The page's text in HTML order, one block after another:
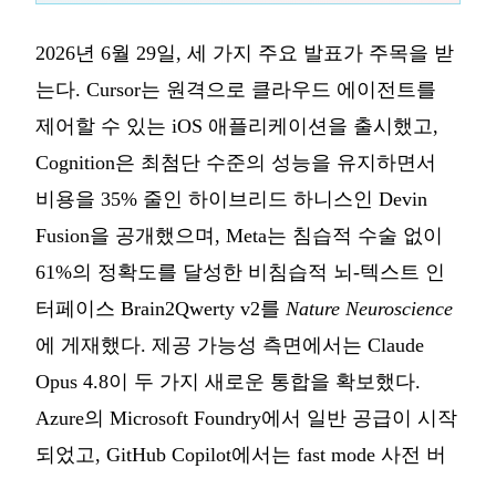
2026년 6월 29일, 세 가지 주요 발표가 주목을 받
는다. Cursor는 원격으로 클라우드 에이전트를
제어할 수 있는 iOS 애플리케이션을 출시했고,
Cognition은 최첨단 수준의 성능을 유지하면서
비용을 35% 줄인 하이브리드 하니스인 Devin
Fusion을 공개했으며, Meta는 침습적 수술 없이
61%의 정확도를 달성한 비침습적 뇌-텍스트 인
터페이스 Brain2Qwerty v2를 Nature Neuroscience
에 게재했다. 제공 가능성 측면에서는 Claude
Opus 4.8이 두 가지 새로운 통합을 확보했다.
Azure의 Microsoft Foundry에서 일반 공급이 시작
되었고, GitHub Copilot에서는 fast mode 사전 버